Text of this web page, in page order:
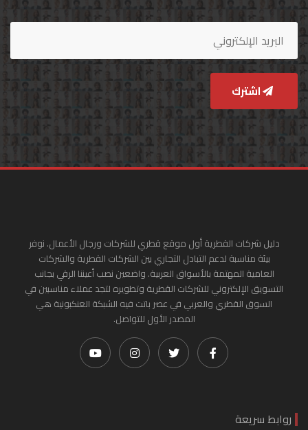
اشترك
دليل شركات القطرية أول موقع قطري للشركات ورجال الأعمال. نوفر
بيئة مناسبة لدعم التبادل التجاري بين الشركات القطرية والشركات
العامية المهتمة بالأسواق العربية. واضعين نصب أعيننا الرقي بجانب
التسويق الإلكتروني للشركات القطرية وتطويره لتجد عملاء مناسبين في
السوق القطري والعربي في عصر باتت فيه الشبكة العنكبونية هي
المصدر الأول للتواصل.
روابط سريعة